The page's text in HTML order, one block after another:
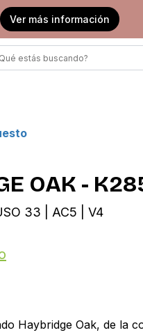
Ver más información
OAK -
33 | AC5 | V4
Haybridge Oak, de la